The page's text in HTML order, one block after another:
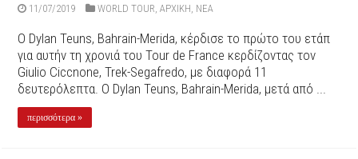
11/07/2019 WORLD TOUR ,ΑΡΧΙΚΉ ΝΕΑ
O Dylan Teuns, Bahrain-Merida, κέρδισε το πρώτο του ετάπ
για αυτήν τη χρονιά του Tour de France κερδίζοντας τον
Giulio Ciccnone, Trek-Segafredo, με διαφορά 11
δευτερόλεπτα. Ο Dylan Teuns, Bahrain-Merida, μετά από ...
περισσότερα »